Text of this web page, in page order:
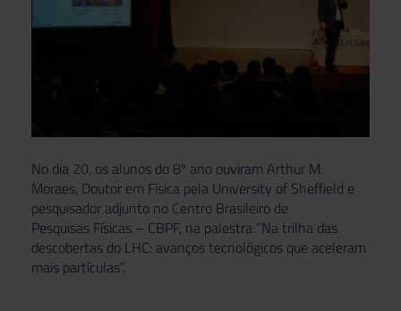
No dia 20, os alunos do 8º ano ouviram Arthur M.
Moraes, Doutor em Física pela University of Sheffield e
pesquisador adjunto no Centro Brasileiro de
Pesquisas Físicas – CBPF, na palestra “Na trilha das
descobertas do LHC: avanços tecnológicos que aceleram
mais partículas”.